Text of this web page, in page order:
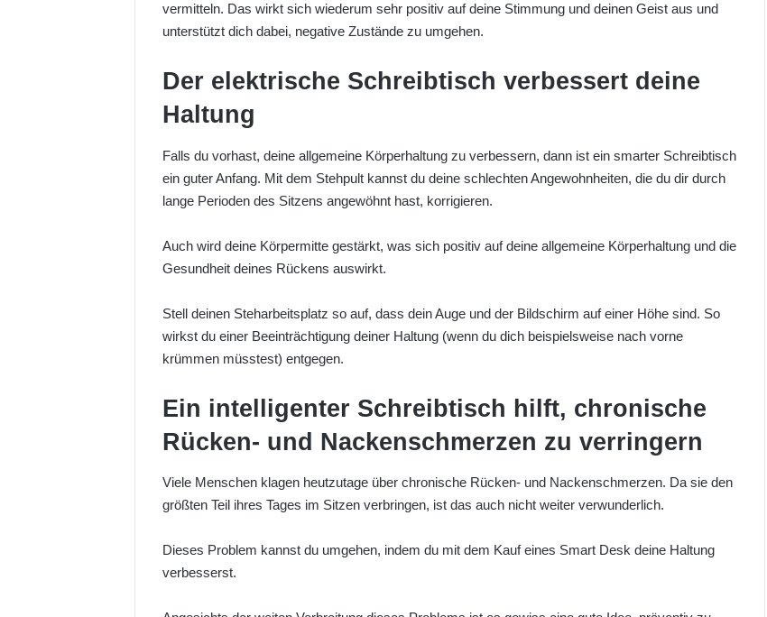
vermitteln. Das wirkt sich wiederum sehr positiv auf deine Stimmung und deinen Geist aus und
unterstützt dich dabei, negative Zustände zu umgehen.
Der elektrische Schreibtisch verbessert deine
Haltung
Falls du vorhast, deine allgemeine Körperhaltung zu verbessern, dann ist ein smarter Schreibtisch
ein guter Anfang. Mit dem Stehpult kannst du deine schlechten Angewohnheiten, die du dir durch
lange Perioden des Sitzens angewöhnt hast, korrigieren.
Auch wird deine Körpermitte gestärkt, was sich positiv auf deine allgemeine Körperhaltung und die
Gesundheit deines Rückens auswirkt.
Stell deinen Steharbeitsplatz so auf, dass dein Auge und der Bildschirm auf einer Höhe sind. So
wirkst du einer Beeinträchtigung deiner Haltung (wenn du dich beispielsweise nach vorne
krümmen müsstest) entgegen.
Ein intelligenter Schreibtisch hilft, chronische
Rücken- und Nackenschmerzen zu verringern
Viele Menschen klagen heutzutage über chronische Rücken- und Nackenschmerzen. Da sie den
größten Teil ihres Tages im Sitzen verbringen, ist das auch nicht weiter verwunderlich.
Dieses Problem kannst du umgehen, indem du mit dem Kauf eines Smart Desk deine Haltung
verbesserst.